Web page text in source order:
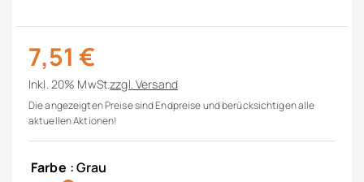
7,51 €
Inkl. 20% MwSt.zzgl. Versand
Die angezeigten Preise sind Endpreise und berücksichtigen alle
aktuellen Aktionen!
Farbe : Grau